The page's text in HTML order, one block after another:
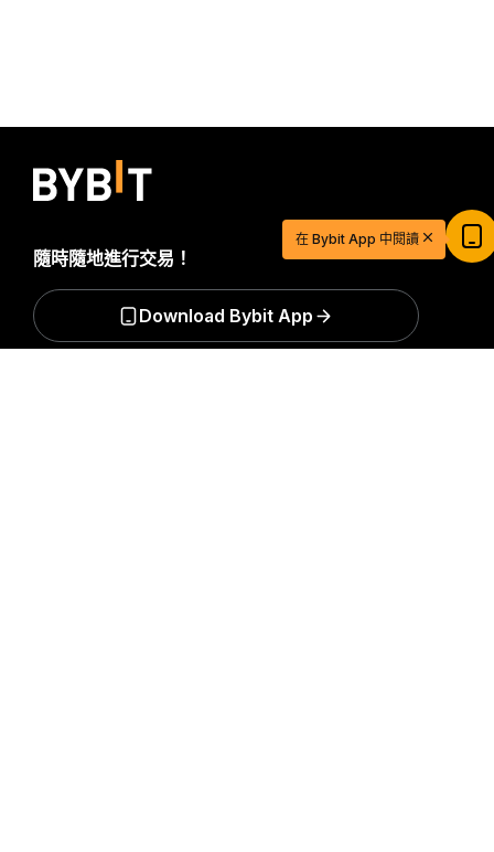
隨時隨地進行交易！
Download Bybit App
$20 USDT 助您從容開啓交易之旅
立即註冊並儲值，$20 輕鬆到手 在 Bybit App 中閱讀